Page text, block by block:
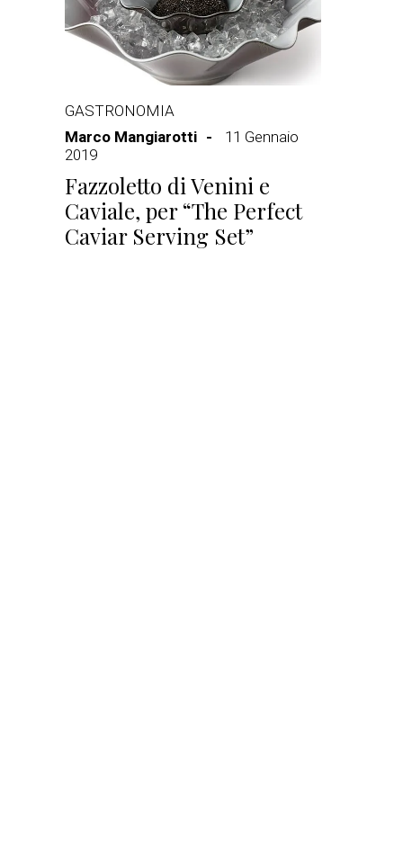
GASTRONOMIA
Marco Mangiarotti
11 Gennaio
2019
Fazzoletto di Venini e
Caviale, per “The Perfect
Caviar Serving Set”